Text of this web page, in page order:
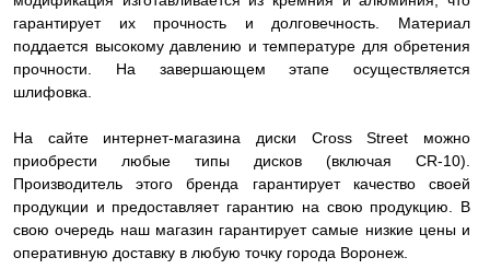
гарантирует их прочность и долговечность. Материал
поддается высокому давлению и температуре для обретения
прочности. На завершающем этапе осуществляется
шлифовка.
На сайте интернет-магазина диски Cross Street можно
приобрести любые типы дисков (включая CR-10).
Производитель этого бренда гарантирует качество своей
продукции и предоставляет гарантию на свою продукцию. В
свою очередь наш магазин гарантирует самые низкие цены и
оперативную доставку в любую точку города Воронеж.